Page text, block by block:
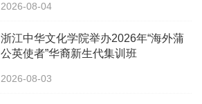
2026-08-04
浙江中华文化学院举办2026年“海外蒲
公英使者”华裔新生代集训班
2026-08-03